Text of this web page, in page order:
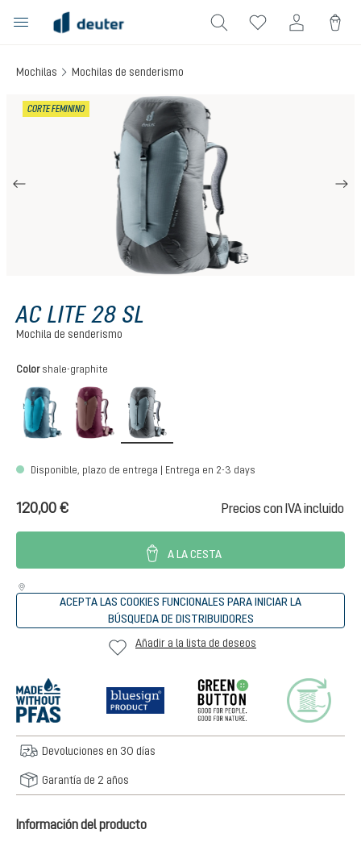
principal
Mochilas Mochilas de senderismo
CORTE FEMININO
Omitir galería de imágenes
AC LITE 28 SL
Mochila de senderismo
Seleccione
Color shale-graphite
lagoon-atlanticashrose-cassis
Disponible, plazo de entrega | Entrega en 2-3 days
120,00 € Precios con IVA incluido
A LA CESTA
ACEPTA LAS COOKIES FUNCIONALES PARA INICIAR LA
BÚSQUEDA DE DISTRIBUIDORES
Añadir a la lista de deseos
Devoluciones en 30 días
Garantía de 2 años
Información del producto